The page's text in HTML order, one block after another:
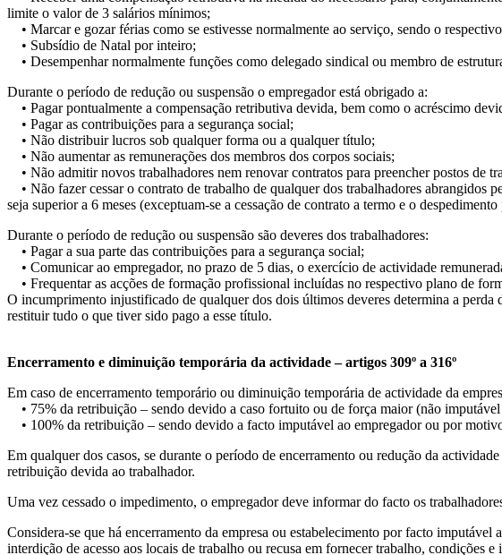
limite o valor de 3 salários mínimos;
• Marcar e gozar férias como se estivesse normalmente ao serviço, sendo o
• Subsídio de Natal por inteiro;
• Desempenhar normalmente funções como delegado sindical ou membro de
Durante o período de redução ou suspensão o empregador está obrigado a:
• Pagar pontualmente a compensação retributiva devida, bem como o acréscimo
• Pagar as contribuições para a segurança social;
• Não distribuir lucros sob qualquer forma ou a qualquer título;
• Não aumentar as remunerações dos membros dos corpos sociais;
• Não admitir novos trabalhadores nem renovar contratos para preencher postos de
• Não fazer cessar o contrato de trabalho de qualquer dos trabalhadores abrangidos
seja superior a 6 meses (exceptuam-se a cessação de contrato a termo e o
Durante o período de redução ou suspensão são deveres dos trabalhadores:
• Pagar a sua parte das contribuições para a segurança social;
• Comunicar ao empregador, no prazo de 5 dias, o exercício de actividade
• Frequentar as acções de formação profissional incluídas no respectivo plano de
O incumprimento injustificado de qualquer dos dois últimos deveres determina a
restituir tudo o que tiver sido pago a esse título.
Encerramento e diminuição temporária da actividade – artigos 309º a 316º
Em caso de encerramento temporário ou diminuição temporária de actividade da
• 75% da retribuição – sendo devido a caso fortuito ou de força maior (não
• 100% da retribuição – sendo devido a facto imputável ao empregador ou por
Em qualquer dos casos, se durante o período de encerramento ou redução da
retribuição devida ao trabalhador.
Uma vez cessado o impedimento, o empregador deve informar do facto os
Considera-se que há encerramento da empresa ou estabelecimento por facto
interdição de acesso aos locais de trabalho ou recusa em fornecer trabalho, condições